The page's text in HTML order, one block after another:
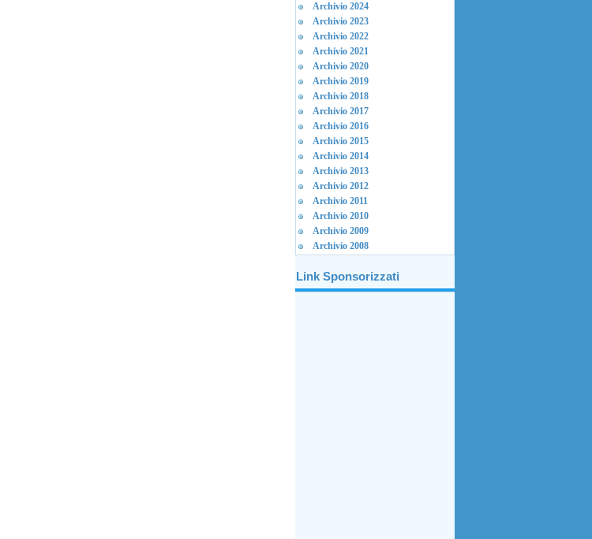
Archivio 2024
Archivio 2023
Archivio 2022
Archivio 2021
Archivio 2020
Archivio 2019
Archivio 2018
Archivio 2017
Archivio 2016
Archivio 2015
Archivio 2014
Archivio 2013
Archivio 2012
Archivio 2011
Archivio 2010
Archivio 2009
Archivio 2008
Link Sponsorizzati